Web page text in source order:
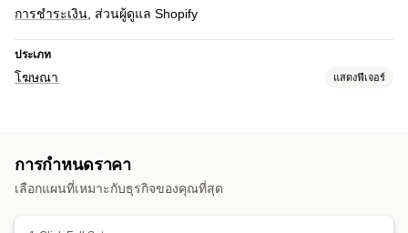
การชำระเงิน ส่วนผู้ดูแล Shopify
ประเภท
โฆษณา แสดงฟีเจอร์
การจัดการแคมเปญ
การเพิ่มประสิทธิภาพด้วย AI
แคมเปญอัตโนมัติ
การกำหนดราคา
เลือกแผนที่เหมาะกับธุรกิจของคุณที่สุด